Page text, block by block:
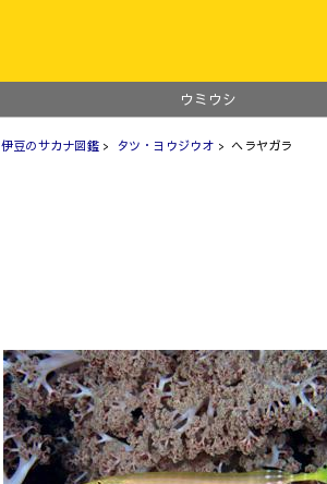
ウミウシ
伊豆のサカナ図鑑> タツ・ヨウジウオ > ヘラヤガラ